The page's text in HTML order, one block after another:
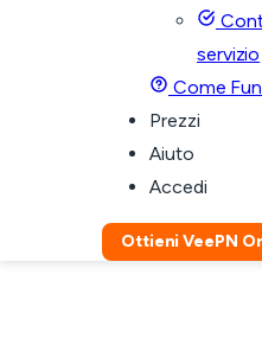
servizio
Come
Prezzi
Aiuto
Accedi
Ottieni VeePN